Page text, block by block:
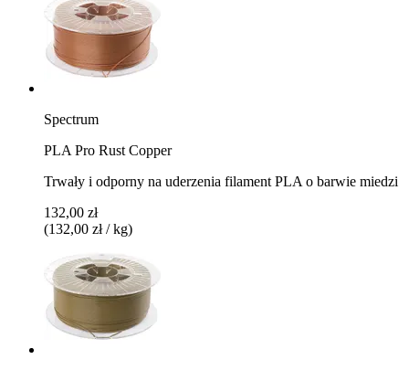
Spectrum
PLA Pro Rust Copper
Trwały i odporny na uderzenia filament PLA o barwie miedzi
132,00 zł
(132,00 zł / kg)